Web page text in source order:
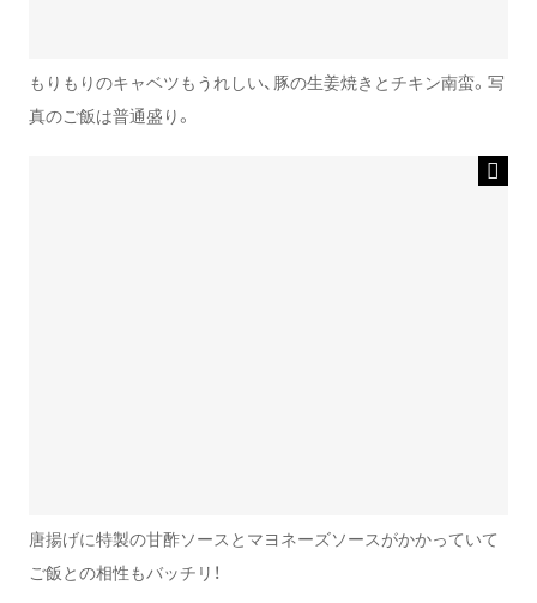
もりもりのキャベツもうれしい、豚の生姜焼きとチキン南蛮。写
真のご飯は普通盛り。
唐揚げに特製の甘酢ソースとマヨネーズソースがかかっていて
ご飯との相性もバッチリ！